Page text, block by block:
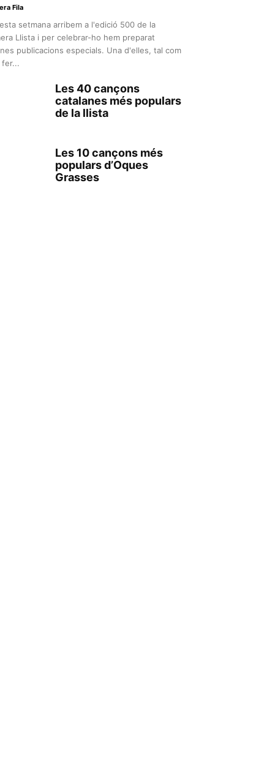
Fila
setmana arribem a l'edició 500 de la
Llista i per celebrar-ho hem preparat
publicacions especials. Una d'elles, tal com
fer...
Les 40 cançons
catalanes més populars
de la llista
Les 10 cançons més
populars d’Oques
Grasses